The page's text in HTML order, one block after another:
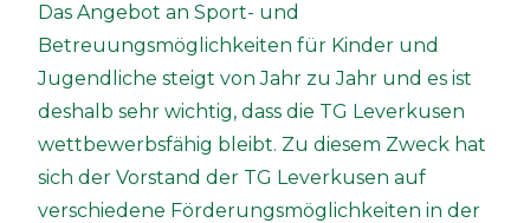
Das Angebot an Sport- und
Betreuungsmöglichkeiten für Kinder und
Jugendliche steigt von Jahr zu Jahr und es ist
deshalb sehr wichtig, dass die TG Leverkusen
wettbewerbsfähig bleibt. Zu diesem Zweck hat
sich der Vorstand der TG Leverkusen auf
verschiedene Förderungsmöglichkeiten in der